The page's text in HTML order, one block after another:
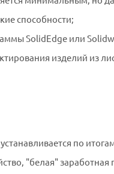
способности;
SolidEdge или
изделий из
по
"белая"